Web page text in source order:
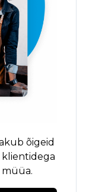
õigeid
klientidega